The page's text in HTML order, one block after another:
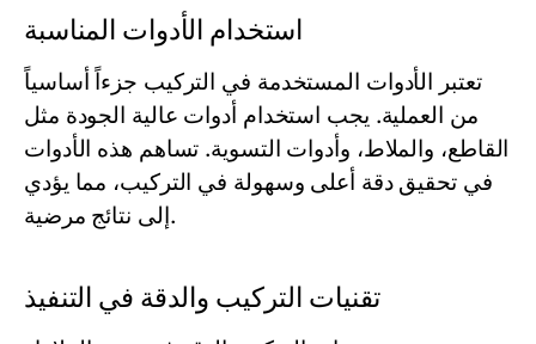
استخدام الأدوات المناسبة
تعتبر الأدوات المستخدمة في التركيب جزءاً أساسياً
من العملية. يجب استخدام أدوات عالية الجودة مثل
القاطع، والملاط، وأدوات التسوية. تساهم هذه الأدوات
في تحقيق دقة أعلى وسهولة في التركيب، مما يؤدي
إلى نتائج مرضية.
تقنيات التركيب والدقة في التنفيذ